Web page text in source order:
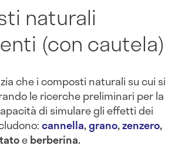
naturali
(con cautela)
che i composti naturali su cui si
le ricerche preliminari per la
di simulare gli effetti dei
cannella,grano,zenzero,
eberberina.